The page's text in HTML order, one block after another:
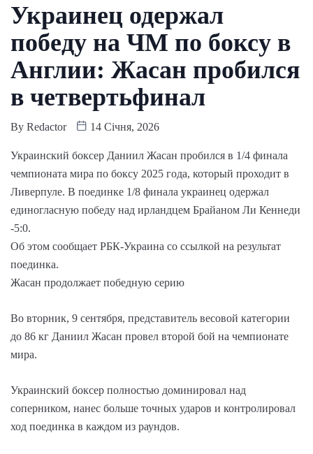
Украинец одержал
победу на ЧМ по боксу в
Англии: Жасан пробился
в четвертьфинал
By Redactor 14 Січня, 2026
Украинский боксер Даниил Жасан пробился в 1/4 финала
чемпионата мира по боксу 2025 года, который проходит в
Ливерпуле. В поединке 1/8 финала украинец одержал
единогласную победу над ирландцем Брайаном Ли Кеннеди
-5:0.
Об этом сообщает РБК-Украина со ссылкой на результат
поединка.
Жасан продолжает победную серию
Во вторник, 9 сентября, представитель весовой категории
до 86 кг Даниил Жасан провел второй бой на чемпионате
мира.
Украинский боксер полностью доминировал над
соперником, нанес больше точных ударов и контролировал
ход поединка в каждом из раундов.